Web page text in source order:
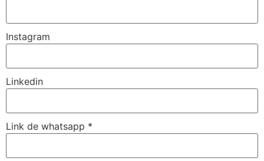
Instagram
Linkedin
Link de whatsapp *